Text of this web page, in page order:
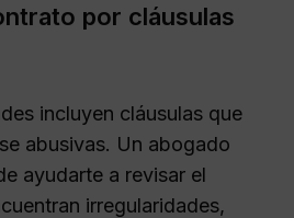
por cláusulas
incluyen cláusulas que
abusivas. Un abogado
ayudarte a revisar el
irregularidades,